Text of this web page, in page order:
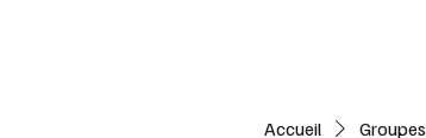
Accueil Groupes